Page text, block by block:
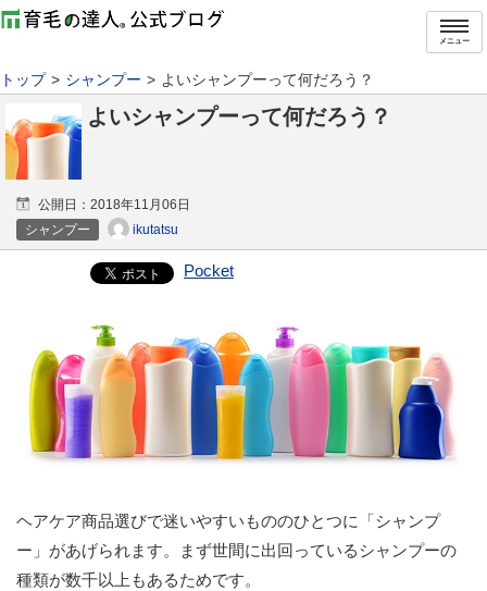
メニュー
トップ シャンプー よいシャンプーって何だろう？
よいシャンプーって何だろう？
公開日： 2018年11月06日
シャンプー
ikutatsu
Pocket
ヘアケア商品選びで迷いやすいもののひとつに「シャンプ
ー」があげられます。まず世間に出回っているシャンプーの
種類が数千以上もあるためです。